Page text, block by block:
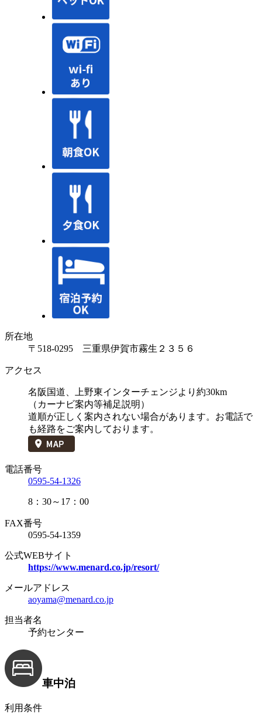
所在地
〒518-0295 三重県伊賀市霧生２３５６
アクセス
名阪国道、上野東インターチェンジより約30km
（カーナビ案内等補足説明）
道順が正しく案内されない場合があります。お電話で
も経路をご案内しております。
電話番号
0595-54-1326
8：30～17：00
FAX番号
0595-54-1359
公式WEBサイト
https://www.menard.co.jp/resort/
メールアドレス
aoyama@menard.co.jp
担当者名
予約センター
車中泊
利用条件